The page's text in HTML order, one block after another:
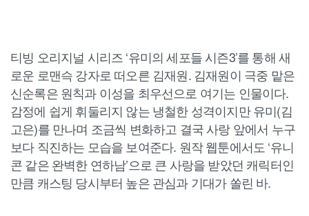
티빙 오리지널 시리즈 ‘유미의 세포들 시즌3’를 통해 새
로운 로맨슥 강자로 떠오른 김재원. 김재원이 극중 맡은
신순록은 원칙과 이성을 최우선으로 여기는 인물이다.
감정에 쉽게 휘둘리지 않는 냉철한 성격이지만 유미(김
고은)를 만나며 조금씩 변화하고 결국 사랑 앞에서 누구
보다 직진하는 모습을 보여준다. 원작 웹툰에서도 ‘유니
콘 같은 완벽한 연하남’으로 큰 사랑을 받았던 캐릭터인
만큼 캐스팅 당시부터 높은 관심과 기대가 쏠린 바.